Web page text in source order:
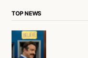
TOP NEWS